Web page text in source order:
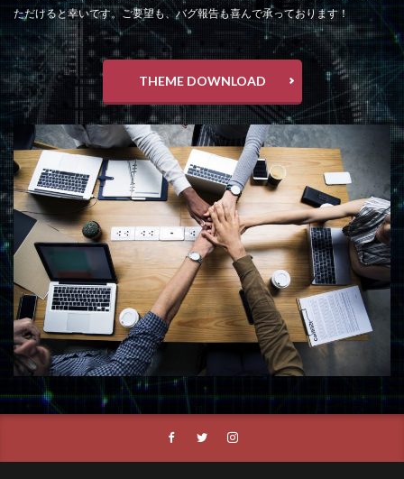
ただけると幸いです。ご要望も、バグ報告も喜んで承っております！
THEME DOWNLOAD